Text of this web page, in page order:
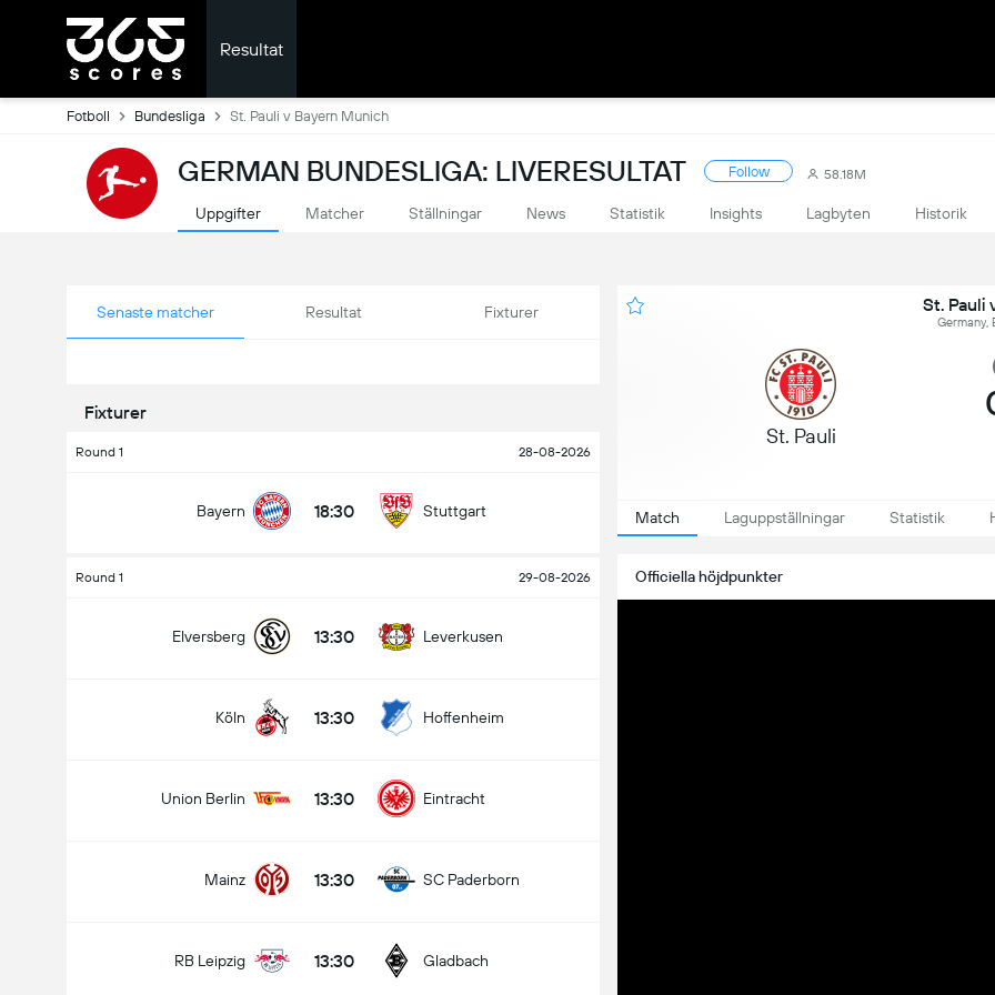
Resultat
Fotboll Bundesliga St. Pauli v Bayern Munich
GERMAN BUNDESLIGA: LIVERESULTAT Follow 58.18M
Uppgifter Matcher Ställningar News Statistik Insights Lagbyten Historik
Senaste matcher Resultat Fixturer
Fixturer
Round 1 28-08-2026
Bayern 18:30 Stuttgart
Round 1 29-08-2026
Elversberg 13:30 Leverkusen
Köln 13:30 Hoffenheim
Union Berlin 13:30 Eintracht
Mainz 13:30 SC Paderborn
RB Leipzig 13:30 Gladbach
St. Pauli
Germany,
St. Pauli
Match Laguppställningar Statistik
Officiella höjdpunkter